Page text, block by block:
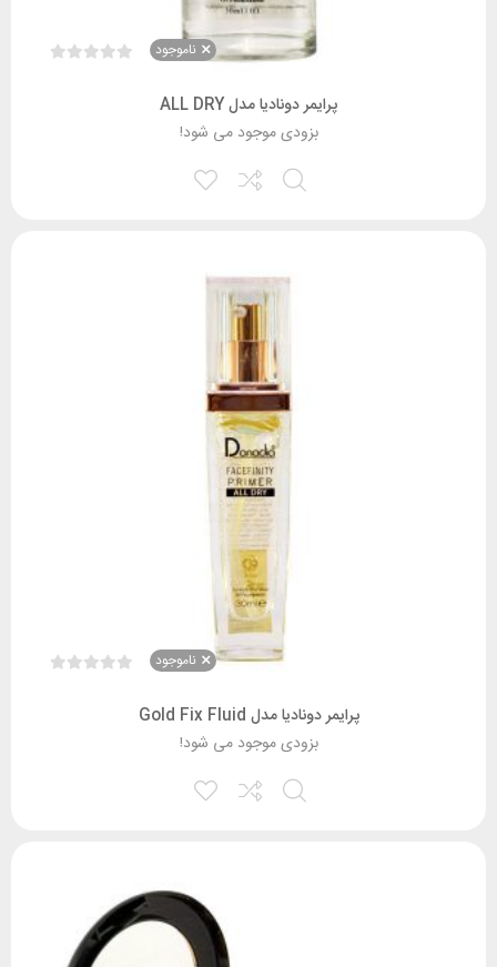
ناموجود
پرایمر دونادیا مدل ALL DRY
بزودی موجود می شود!
ناموجود
پرایمر دونادیا مدل Gold Fix Fluid
بزودی موجود می شود!